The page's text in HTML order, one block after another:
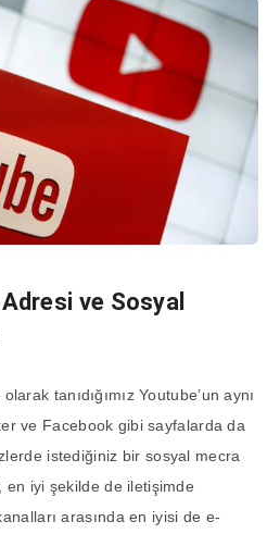
ve Sosyal
tanıdığımız Youtube’un aynı
ve Facebook gibi sayfalarda da
istediğiniz bir sosyal mecra
en iyi şekilde de iletişimde
arasında en iyisi de e-